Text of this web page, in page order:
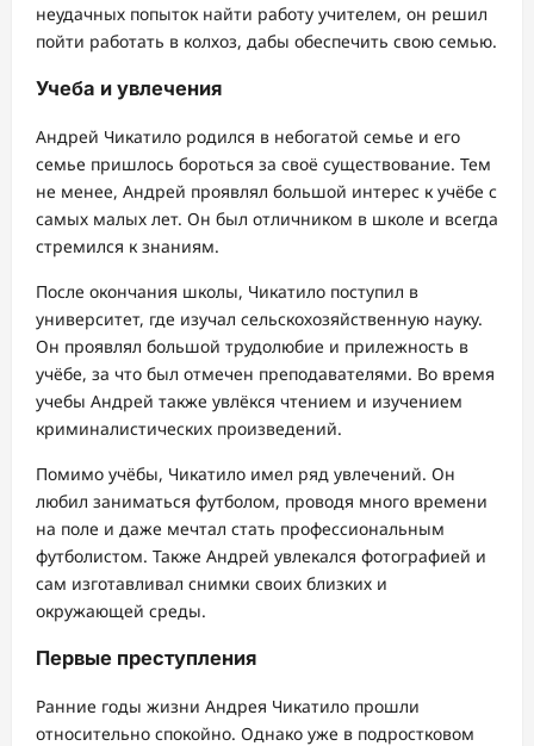
неудачных попыток найти работу учителем, он решил
пойти работать в колхоз, дабы обеспечить свою семью.
Учеба и увлечения
Андрей Чикатило родился в небогатой семье и его
семье пришлось бороться за своё существование. Тем
не менее, Андрей проявлял большой интерес к учёбе с
самых малых лет. Он был отличником в школе и всегда
стремился к знаниям.
После окончания школы, Чикатило поступил в
университет, где изучал сельскохозяйственную науку.
Он проявлял большой трудолюбие и прилежность в
учёбе, за что был отмечен преподавателями. Во время
учебы Андрей также увлёкся чтением и изучением
криминалистических произведений.
Помимо учёбы, Чикатило имел ряд увлечений. Он
любил заниматься футболом, проводя много времени
на поле и даже мечтал стать профессиональным
футболистом. Также Андрей увлекался фотографией и
сам изготавливал снимки своих близких и
окружающей среды.
Первые преступления
Ранние годы жизни Андрея Чикатило прошли
относительно спокойно. Однако уже в подростковом